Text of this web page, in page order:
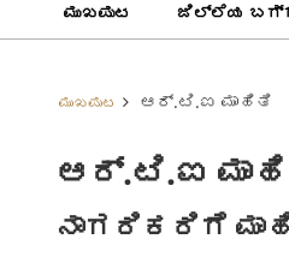
ಮುಖಪುಟ ಜಿಲ್ಲೆಯ
ಮುಖಪುಟ ಆರ್.ಟಿ.ಐ ಮಾಹಿತಿ
ಆರ್.ಟಿ.ಐ
ನಾಗರಿಕರಿಗೆ